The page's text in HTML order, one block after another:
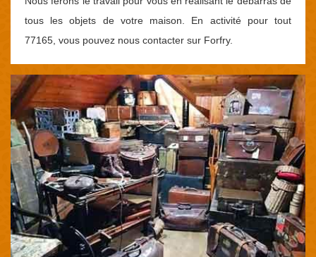
tous les objets de votre maison. En activité pour tout
77165, vous pouvez nous contacter sur Forfry.